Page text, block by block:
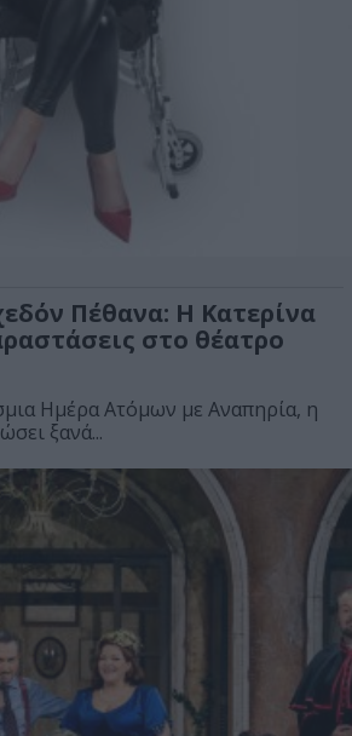
Πέθανα: Η Κατερίνα
στο θέατρο
Ημέρα Ατόμων με Αναπηρία, η
ξανά...